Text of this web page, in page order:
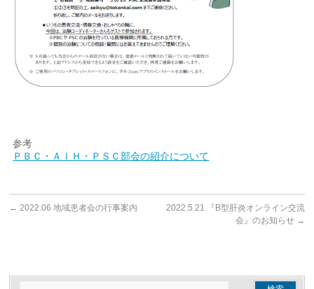
参考
ＰＢＣ・ＡＩＨ・ＰＳＣ部会の紹介について
← 2022.06 地域患者会の行事案内
2022.5.21 『B型肝炎オンライン交流
会』のお知らせ →